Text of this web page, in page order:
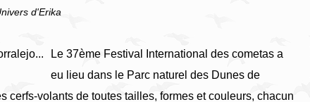
d'Erika
Le 37ème Festival International des cometas a
eu lieu dans le Parc naturel des Dunes de
cerfs‑volants de toutes tailles, formes et couleurs, chacun